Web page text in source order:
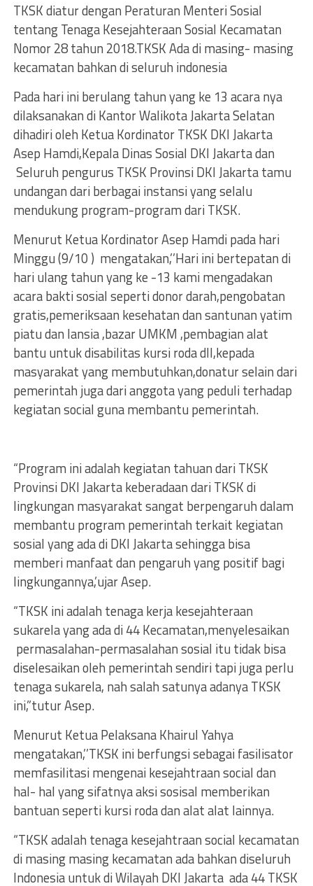
TKSK diatur dengan Peraturan Menteri Sosial
tentang Tenaga Kesejahteraan Sosial Kecamatan
Nomor 28 tahun 2018.TKSK Ada di masing- masing
kecamatan bahkan di seluruh indonesia
Pada hari ini berulang tahun yang ke 13 acara nya
dilaksanakan di Kantor Walikota Jakarta Selatan
dihadiri oleh Ketua Kordinator TKSK DKI Jakarta
Asep Hamdi,Kepala Dinas Sosial DKI Jakarta dan
Seluruh pengurus TKSK Provinsi DKI Jakarta tamu
undangan dari berbagai instansi yang selalu
mendukung program-program dari TKSK.
Menurut Ketua Kordinator Asep Hamdi pada hari
Minggu (9/10 ) mengatakan,’’Hari ini bertepatan di
hari ulang tahun yang ke -13 kami mengadakan
acara bakti sosial seperti donor darah,pengobatan
gratis,pemeriksaan kesehatan dan santunan yatim
piatu dan lansia ,bazar UMKM ,pembagian alat
bantu untuk disabilitas kursi roda dll,kepada
masyarakat yang membutuhkan,donatur selain dari
pemerintah juga dari anggota yang peduli terhadap
kegiatan social guna membantu pemerintah.
“Program ini adalah kegiatan tahuan dari TKSK
Provinsi DKI Jakarta keberadaan dari TKSK di
lingkungan masyarakat sangat berpengaruh dalam
membantu program pemerintah terkait kegiatan
sosial yang ada di DKI Jakarta sehingga bisa
memberi manfaat dan pengaruh yang positif bagi
lingkungannya,’ujar Asep.
“TKSK ini adalah tenaga kerja kesejahteraan
sukarela yang ada di 44 Kecamatan,menyelesaikan
permasalahan-permasalahan sosial itu tidak bisa
diselesaikan oleh pemerintah sendiri tapi juga perlu
tenaga sukarela, nah salah satunya adanya TKSK
ini,”tutur Asep.
Menurut Ketua Pelaksana Khairul Yahya
mengatakan,’’TKSK ini berfungsi sebagai fasilisator
memfasilitasi mengenai kesejahtraan social dan
hal- hal yang sifatnya aksi sosisal memberikan
bantuan seperti kursi roda dan alat alat lainnya.
“TKSK adalah tenaga kesejahtraan social kecamatan
di masing masing kecamatan ada bahkan diseluruh
Indonesia untuk di Wilayah DKI Jakarta ada 44 TKSK